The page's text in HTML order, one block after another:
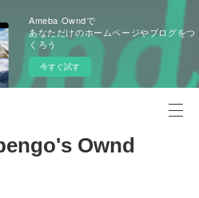
Ameba Owndで
あなただけのホームページやブログをつ
くろう
今すぐ試す
Ownd